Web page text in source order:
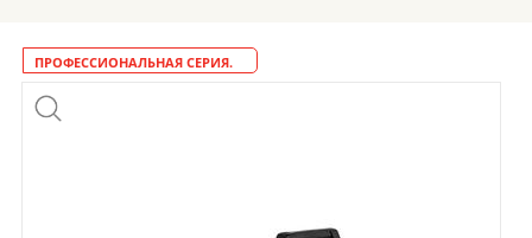
ПРОФЕССИОНАЛЬНАЯ СЕРИЯ.